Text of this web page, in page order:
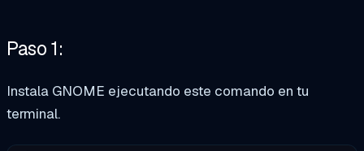
Paso 1:
Instala GNOME ejecutando este comando en tu
terminal.